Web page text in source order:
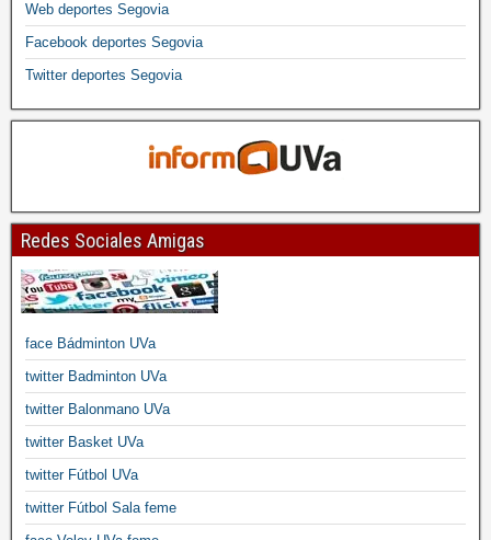
Web deportes Segovia
Facebook deportes Segovia
Twitter deportes Segovia
Redes Sociales Amigas
face Bádminton UVa
twitter Badminton UVa
twitter Balonmano UVa
twitter Basket UVa
twitter Fútbol UVa
twitter Fútbol Sala feme